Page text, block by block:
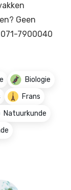
Geen
7900040
Biologie
Frans
Natuurkunde